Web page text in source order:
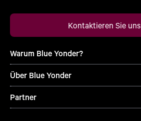
Kontaktieren Sie uns
Warum Blue Yonder?
Über Blue Yonder
Partner